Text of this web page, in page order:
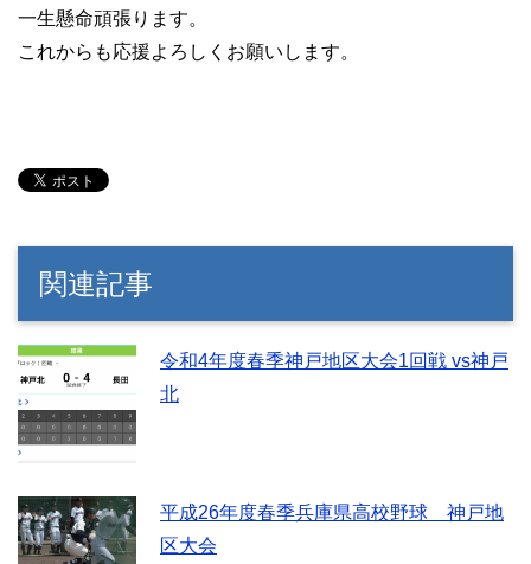
一生懸命頑張ります。
これからも応援よろしくお願いします。
関連記事
令和4年度春季神戸地区大会1回戦 vs神戸
北
平成26年度春季兵庫県高校野球 神戸地
区大会